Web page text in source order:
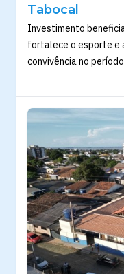
Tabocal
Investimento
fortalece o esporte e
convivência no